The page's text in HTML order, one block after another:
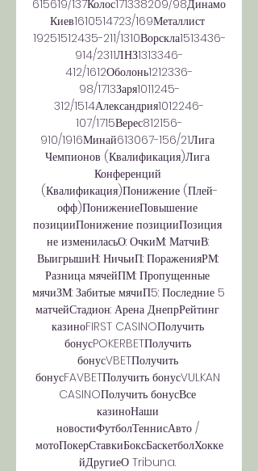
615619/137Колос171338209/98Динамо
Киев1610514723/169Металлист
19251512435-211/1310Ворскла1513436-
914/2311ЛНЗ1313346-
412/1612Оболонь1212336-
98/1713Заря1011245-
312/1514Александрия1012246-
107/1715Верес812156-
910/1916Минай613067-156/21Лига
Чемпионов (Квалификация)Лига
Конференций
(Квалификация)Понижение (Плей-
офф)ПонижениеПовышение
позицииПонижение позицииПозиция
не измениласьО: ОчкиМ: МатчиВ:
ВыигрышиН: НичьиП: ПораженияРМ:
Разница мячейПМ: Пропущенные
мячиЗМ: Забитые мячиП5: Последние 5
матчейСтадион: Арена ДнепрРейтинг
казиноFIRST CASINOПолучить
бонусPOKERBETПолучить
бонусVBETПолучить
бонусFAVBETПолучить бонусVULKAN
CASINOПолучить бонусВсе
казиноНаши
новостиФутболТеннисАвто /
мотоПокерСтавкиБоксБаскетболХокке
йДругиеО Tribuna.